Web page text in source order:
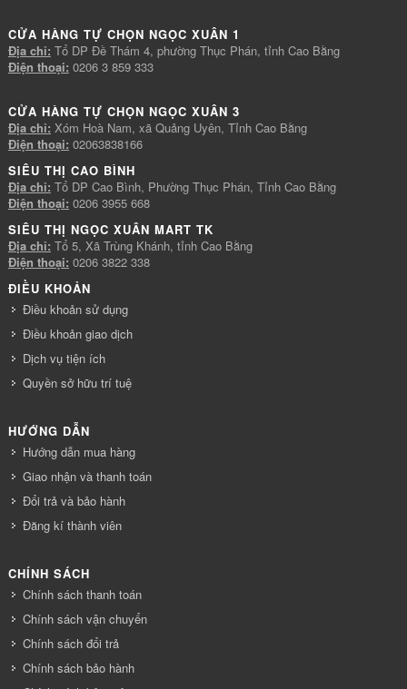
CỬA HÀNG TỰ CHỌN NGỌC XUÂN 1
Địa chỉ: Tổ DP Đề Thám 4, phường Thục Phán, tỉnh Cao Bằng
Điện thoại: 0206 3 859 333
CỬA HÀNG TỰ CHỌN NGỌC XUÂN 3
Địa chỉ: Xóm Hoà Nam, xã Quảng Uyên, Tỉnh Cao Bằng
Điện thoại: 02063838166
SIÊU THỊ CAO BÌNH
Địa chỉ: Tổ DP Cao Bình, Phường Thục Phán, Tỉnh Cao Bằng
Điện thoại: 0206 3955 668
SIÊU THỊ NGỌC XUÂN MART TK
Địa chỉ: Tổ 5, Xã Trùng Khánh, tỉnh Cao Bằng
Điện thoại: 0206 3822 338
ĐIỀU KHOẢN
Điều khoản sử dụng
Điều khoản giao dịch
Dịch vụ tiện ích
Quyền sở hữu trí tuệ
HƯỚNG DẪN
Hướng dẫn mua hàng
Giao nhận và thanh toán
Đổi trả và bảo hành
Đăng kí thành viên
CHÍNH SÁCH
Chính sách thanh toán
Chính sách vận chuyển
Chính sách đổi trả
Chính sách bảo hành